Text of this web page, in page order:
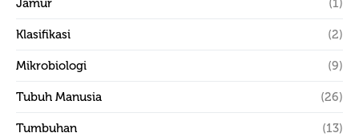
Jamur (1)
Klasifikasi (2)
Mikrobiologi (9)
Tubuh Manusia (26)
Tumbuhan (13)